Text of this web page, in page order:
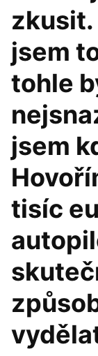
zkusit.
jsem
tohle
jsem
tisíc